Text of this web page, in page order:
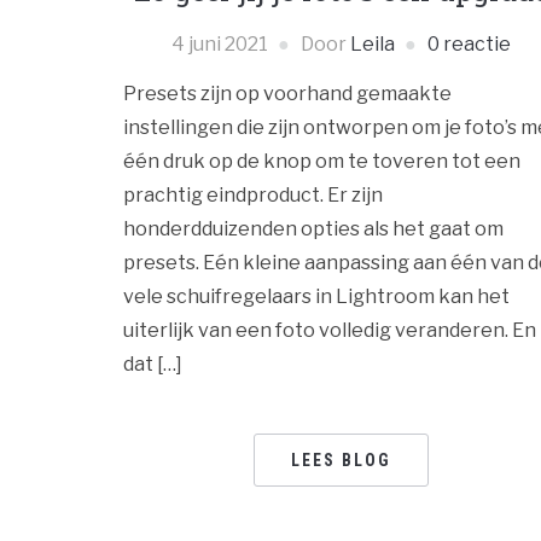
4 juni 2021 Door Leila 0 reactie
Presets zijn op voorhand gemaakte
instellingen die zijn ontworpen om je foto’s
één druk op de knop om te toveren tot een
prachtig eindproduct. Er zijn
honderdduizenden opties als het gaat om
presets. Eén kleine aanpassing aan één van
vele schuifregelaars in Lightroom kan het
uiterlijk van een foto volledig veranderen. En
dat […]
LEES BLOG